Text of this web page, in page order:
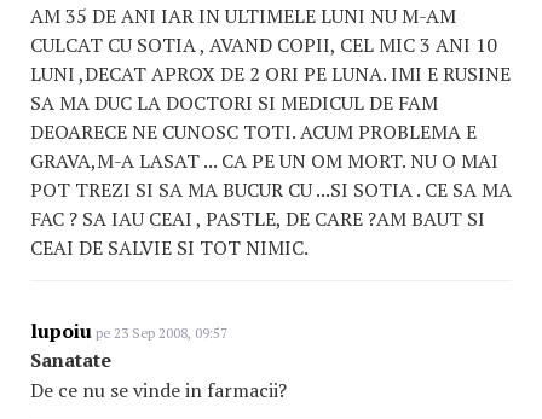
AM 35 DE ANI IAR IN ULTIMELE LUNI NU M-AM
CULCAT CU SOTIA , AVAND COPII, CEL MIC 3 ANI 10
LUNI ,DECAT APROX DE 2 ORI PE LUNA. IMI E RUSINE
SA MA DUC LA DOCTORI SI MEDICUL DE FAM
DEOARECE NE CUNOSC TOTI. ACUM PROBLEMA E
GRAVA,M-A LASAT ... CA PE UN OM MORT. NU O MAI
POT TREZI SI SA MA BUCUR CU ...SI SOTIA . CE SA MA
FAC ? SA IAU CEAI , PASTLE, DE CARE ?AM BAUT SI
CEAI DE SALVIE SI TOT NIMIC.
lupoiu pe 23 Sep 2008, 09:57
Sanatate
De ce nu se vinde in farmacii?